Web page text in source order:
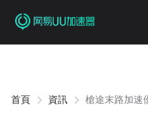
首頁 資訊
槍途末路加速